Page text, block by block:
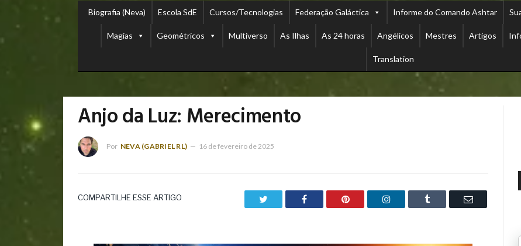
Biografia (Neva) Escola SdE Cursos/Tecnologias Federação Galáctica Informe do Comando Ashtar
Magias Geométricos Multiverso As Ilhas As 24 horas Angélicos Mestres Artigos
Translation
Anjo da Luz: Merecimento
Por NEVA (GABRIEL RL) 16 de fevereiro de 2025
COMPARTILHE ESSE ARTIGO Facebook Pinterest LinkedIn Tumblr Email